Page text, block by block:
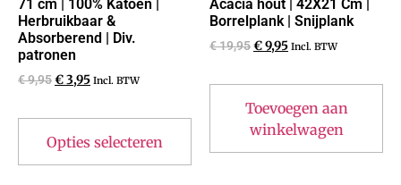
71 cm | 100% Katoen |
Herbruikbaar &
Absorberend | Div.
patronen
€9,95€3,95 Incl. BTW
Opties selecteren
Acacia hout | 42X21 Cm |
Borrelplank | Snijplank
€19,95€9,95 Incl. BTW
Toevoegen aan
winkelwagen